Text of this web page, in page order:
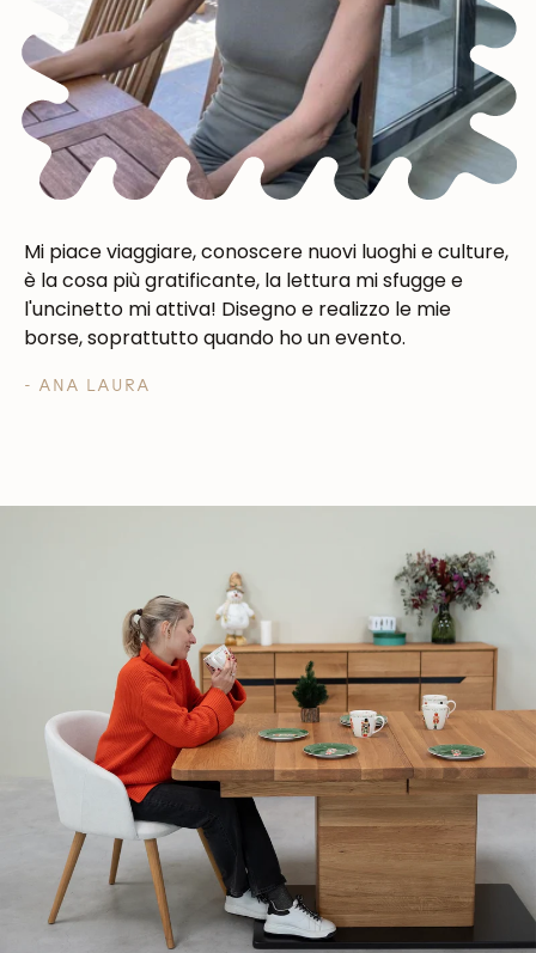
Mi piace viaggiare, conoscere nuovi luoghi e culture,
è la cosa più gratificante, la lettura mi sfugge e
l'uncinetto mi attiva! Disegno e realizzo le mie
borse, soprattutto quando ho un evento.
- ANA LAURA